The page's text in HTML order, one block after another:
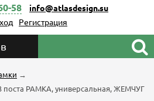
58
info@atlasdesign.su
Регистрация
→
поста РАМКА, универсальная, ЖЕМЧУГ